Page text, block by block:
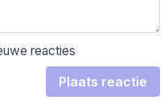
reacties
Plaats reactie